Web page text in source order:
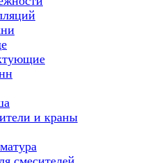
и краны